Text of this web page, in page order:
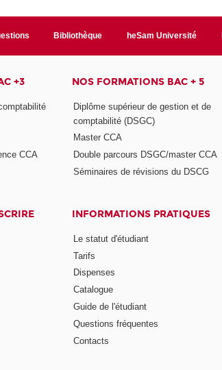
Bibliothèque heSam Université
+3
CCA
NOS FORMATIONS BAC + 5
Diplôme supérieur de gestion et de
comptabilité (DSGC)
Master CCA
Double parcours DSGC/master CCA
Séminaires de révisions du DSCG
INFORMATIONS PRATIQUES
Le statut d'étudiant
Tarifs
Dispenses
Catalogue
Guide de l'étudiant
Questions fréquentes
Contacts